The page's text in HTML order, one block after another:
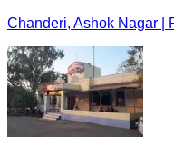
Chanderi, Ashok Nagar |